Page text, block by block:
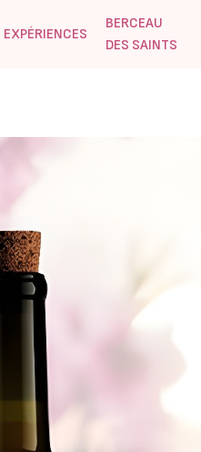
EXPÉRIENCES
BERCEAU
DES SAINTS